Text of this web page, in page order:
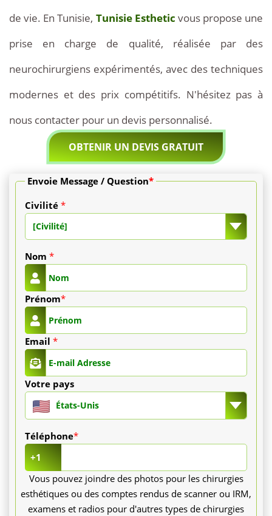
forfait
inclut
une
consultation
spécialisée
un
neurochirurgien
chirurgien
orthopédiste,
ainsi
que
examens
préopératoires
nécessaires
pour
de vie. En Tunisie, Tunisie Esthetic vous propose une
prise en charge de qualité, réalisée par des
neurochirurgiens expérimentés, avec des techniques
modernes et des prix compétitifs. N'hésitez pas à
nous contacter pour un devis personnalisé.
OBTENIR UN DEVIS GRATUIT
Envoie Message / Question*
Civilité *
[Civilité]
Nom *
Prénom*
Email *
Votre pays
États-Unis
Téléphone*
+1
Vous pouvez joindre des photos pour les chirurgies
esthétiques ou des comptes rendus de scanner ou IRM,
examens et radios pour d'autres types de chirurgies